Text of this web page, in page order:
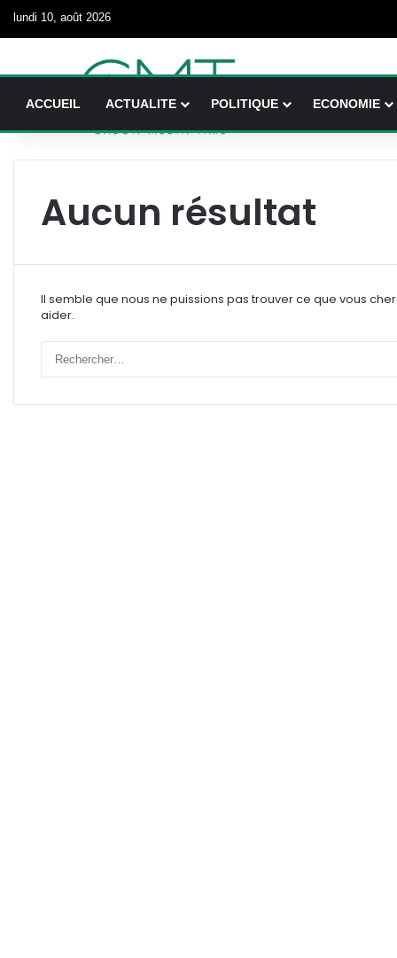
lundi 10, août 2026
ACCUEIL ACTUALITE POLITIQUE ECONOMIE
Aucun résultat
Il semble que nous ne puissions pas trouver ce que vous
aider.